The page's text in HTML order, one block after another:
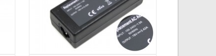
OCZEKIWANIE NA DOSTAWĘ